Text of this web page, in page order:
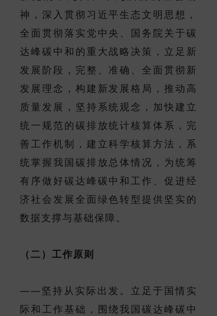
神，深入贯彻习近平生态文明思想，
全面贯彻落实党中央、国务院关于碳
达峰碳中和的重大战略决策，立足新
发展阶段，完整、准确、全面贯彻新
发展理念，构建新发展格局，推动高
质量发展，坚持系统观念，加快建立
统一规范的碳排放统计核算体系，完
善工作机制，建立科学核算方法，系
统掌握我国碳排放总体情况，为统筹
有序做好碳达峰碳中和工作、促进经
济社会发展全面绿色转型提供坚实的
数据支撑与基础保障。
（二）工作原则
——坚持从实际出发。立足于国情实
际和工作基础，围绕我国碳达峰碳中